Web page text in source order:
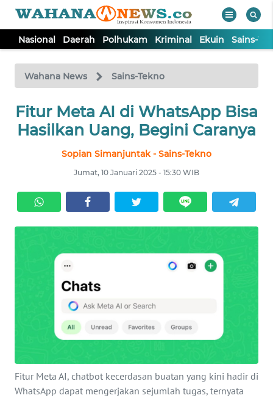
Nasional Daerah Polhukam Kriminal Ekuin Sains-
Wahana News Sains-Tekno
Fitur Meta AI di WhatsApp Bisa
Hasilkan Uang, Begini Caranya
Sopian Simanjuntak - Sains-Tekno
Jumat, 10 Januari 2025 - 15:30 WIB
Fitur Meta AI, chatbot kecerdasan buatan yang kini hadir di
WhatsApp dapat mengerjakan sejumlah tugas, ternyata
TV
Tutup
NASIONAL
KRIMINAL
SAINS-TEKNO
SERBA-SERBI